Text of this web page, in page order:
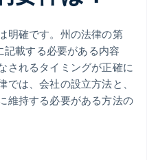
明確です。州の法律の第
載する必要がある内容
されるタイミングが正確に
は、会社の設立方法と、
維持する必要がある方法の